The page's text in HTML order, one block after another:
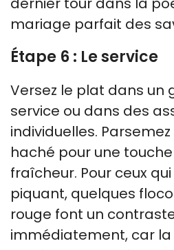
mariage parfait des
Étape 6 : Le service
Versez le plat dans un
service ou dans des
individuelles.
haché pour une
fraîcheur. Pour ceux
piquant, quelques
rouge font un
immédiatement, car